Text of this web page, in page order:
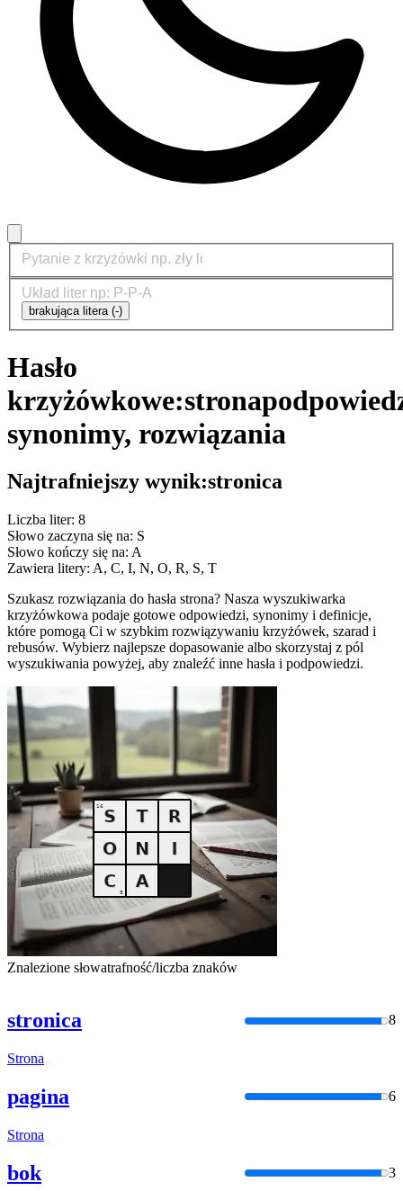
brakująca litera (-)
Hasło
krzyżówkowe:strona
synonimy, rozwiązania
Najtrafniejszy wynik:stronica
Liczba liter: 8
Słowo zaczyna się na: S
Słowo kończy się na: A
Zawiera litery: A, C, I, N, O, R, S, T
Szukasz rozwiązania do hasła strona? Nasza wyszukiwarka
krzyżówkowa podaje gotowe odpowiedzi, synonimy i definicje,
które pomogą Ci w szybkim rozwiązywaniu krzyżówek, szarad i
rebusów. Wybierz najlepsze dopasowanie albo skorzystaj z pól
wyszukiwania powyżej, aby znaleźć inne hasła i podpowiedzi.
Znalezione słowatrafność/liczba znaków
stronica 8
Strona
pagina 6
Strona
bok 3